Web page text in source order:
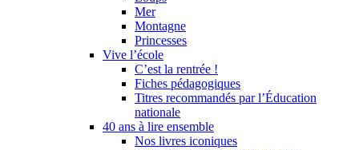
Mer
Montagne
Princesses
Vive l’école
C’est la rentrée !
Fiches pédagogiques
Titres recommandés par l’Éducation
nationale
40 ans à lire ensemble
Nos livres iconiques